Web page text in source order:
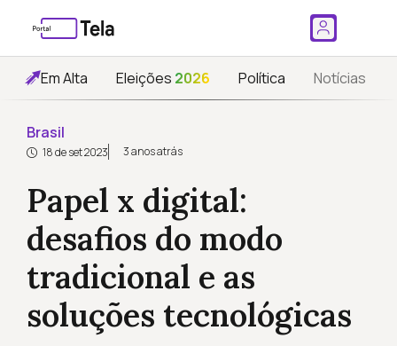
Em Alta Eleições 2026 Política Notícias
Brasil
18 de set 2023 3 anos atrás
Papel x digital:
desafios do modo
tradicional e as
soluções tecnológicas